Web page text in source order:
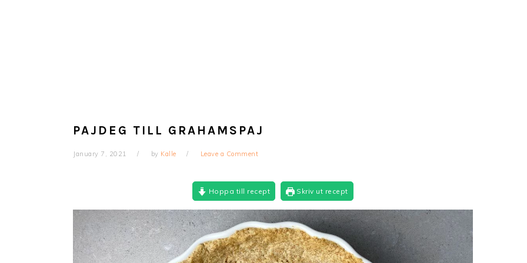
PAJDEG TILL GRAHAMSPAJ
January 7, 2021 by Kalle Leave a Comment
Hoppa till recept Skriv ut recept